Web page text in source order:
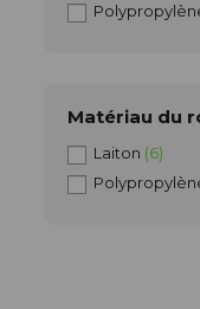
Matériau du
Laiton (6)